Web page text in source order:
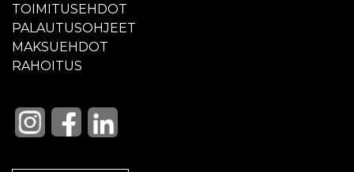
TOIMITUSEHDOT
PALAUTUSOHJEET
MAKSUEHDOT
RAHOITUS